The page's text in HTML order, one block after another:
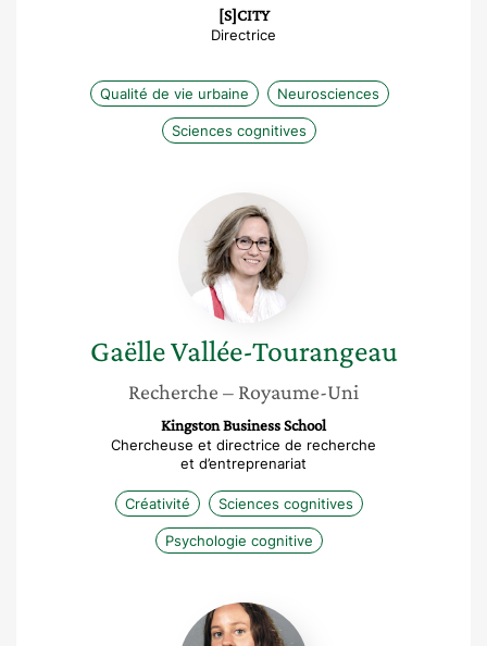
[S]CITY
Directrice
Qualité de vie urbaine Neurosciences
Sciences cognitives
Gaëlle
Vallée-
Tourangeau
GaëlleVallée-Tourangeau
Recherche – Royaume-Uni
Kingston Business School
Chercheuse et directrice de recherche
et d’entreprenariat
Créativité Sciences cognitives
Psychologie cognitive
Aurore
Grandin